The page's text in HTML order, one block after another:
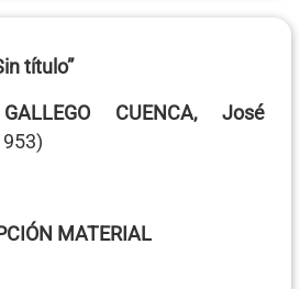
título”
GALLEGO CUENCA, José
MATERIAL